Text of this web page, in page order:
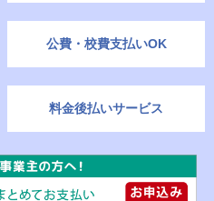
公費・校費支払いOK
料金後払いサービス